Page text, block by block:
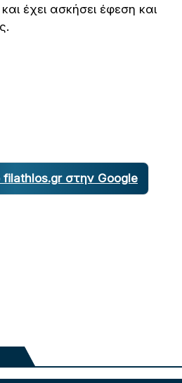
έχει ασκήσει έφεση και
στην Google